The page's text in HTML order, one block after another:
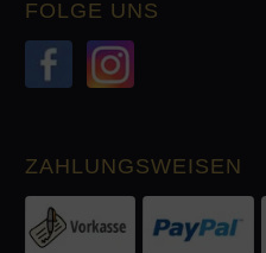
FOLGE UNS
ZAHLUNGSWEISEN